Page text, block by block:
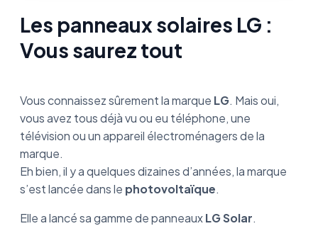
Les panneaux solaires LG :
Vous saurez tout
Vous connaissez sûrement la marque LG. Mais oui,
vous avez tous déjà vu ou eu téléphone, une
télévision ou un appareil électroménagers de la
marque.
Eh bien, il y a quelques dizaines d’années, la marque
s’est lancée dans le photovoltaïque.
Elle a lancé sa gamme de panneauxLG Solar.
Les panneaux solaires LG de la gamme NeON
2 :
LG dans un futur proche :
Panneau solaire LG : le résumé
Pour aller plus loin : la technologie CELLO